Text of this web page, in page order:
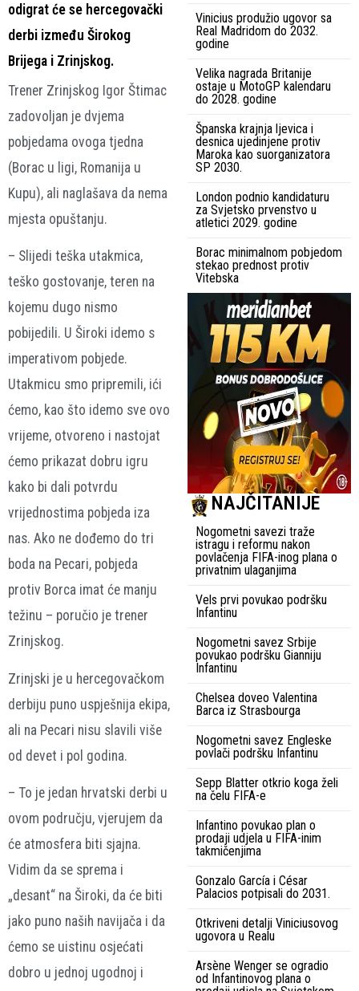
odigrat će se hercegovački
derbi između Širokog
Brijega i Zrinjskog.
Trener Zrinjskog Igor Štimac
zadovoljan je dvjema
pobjedama ovoga tjedna
(Borac u ligi, Romanija u
Kupu), ali naglašava da nema
mjesta opuštanju.
– Slijedi teška utakmica,
teško gostovanje, teren na
kojemu dugo nismo
pobijedili. U Široki idemo s
imperativom pobjede.
Utakmicu smo pripremili, ići
ćemo, kao što idemo sve ovo
vrijeme, otvoreno i nastojat
ćemo prikazat dobru igru
kako bi dali potvrdu
vrijednostima pobjeda iza
nas. Ako ne dođemo do tri
boda na Pecari, pobjeda
protiv Borca imat će manju
težinu – poručio je trener
Zrinjskog.
Zrinjski je u hercegovačkom
derbiju puno uspješnija ekipa,
ali na Pecari nisu slavili više
od devet i pol godina.
– To je jedan hrvatski derbi u
ovom području, vjerujem da
će atmosfera biti sjajna.
Vidim da se sprema i
„desant“ na Široki, da će biti
jako puno naših navijača i da
ćemo se uistinu osjećati
dobro u jednoj ugodnoj i
Vinicius produžio ugovor sa
Real Madridom do 2032.
godine
Velika nagrada Britanije
ostaje u MotoGP kalendaru
do 2028. godine
Španska krajnja ljevica i
desnica ujedinjene protiv
Maroka kao suorganizatora
SP 2030.
London podnio kandidaturu
za Svjetsko prvenstvo u
atletici 2029. godine
Borac minimalnom pobjedom
stekao prednost protiv
Vitebska
NAJČITANIJE
Nogometni savezi traže
istragu i reformu nakon
povlačenja FIFA-inog plana o
privatnim ulaganjima
Vels prvi povukao podršku
Infantinu
Nogometni savez Srbije
povukao podršku Gianniju
Infantinu
Chelsea doveo Valentina
Barca iz Strasbourga
Nogometni savez Engleske
povlači podršku Infantinu
Sepp Blatter otkrio koga želi
na čelu FIFA-e
Infantino povukao plan o
prodaji udjela u FIFA-inim
takmičenjima
Gonzalo García i César
Palacios potpisali do 2031.
Otkriveni detalji Viniciusovog
ugovora u Realu
Arsène Wenger se ogradio
od Infantinovog plana o